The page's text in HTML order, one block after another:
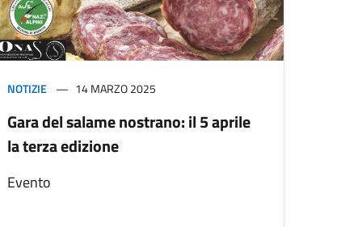
NOTIZIE 14 MARZO 2025
Gara del salame nostrano: il 5 aprile
la terza edizione
Evento